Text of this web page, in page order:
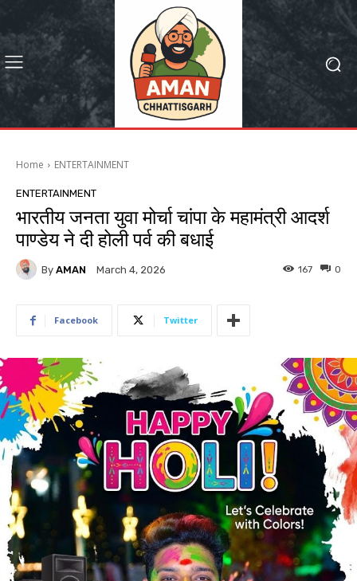
Home ENTERTAINMENT
ENTERTAINMENT
भारतीय जनता युवा मोर्चा चांपा के महामंत्री आदर्श
पाण्डेय ने दी होली पर्व की बधाई
By AMAN March 4, 2026 0
167
Facebook Twitter